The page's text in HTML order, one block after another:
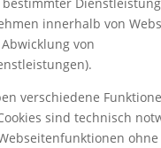
innerhalb von
von
verschiedene
sind technisch